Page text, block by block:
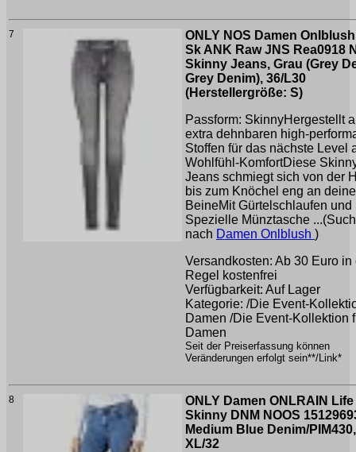
7
ONLY NOS Damen
Sk ANK Raw JNS Rea0918
Skinny Jeans, Grau (Grey
Grey Denim), 36/L30
(Herstellergröße: S)
Passform: SkinnyHergestellt
extra dehnbaren high-
Stoffen für das nächste Level
Wohlfühl-KomfortDiese
Jeans schmiegt sich von der
bis zum Knöchel eng an deine
BeineMit Gürtelschlaufen und
Spezielle Münztasche
nach Damen Onlblush )
Versandkosten: Ab 30 Euro in
Regel kostenfrei
Verfügbarkeit: Auf Lager
Kategorie: /Die Event-
Damen /Die Event-Kollektion
Damen
Seit der Preiserfassung können
Veränderungen erfolgt sein**/Link*
8
ONLY Damen ONLRAIN Life
Skinny DNM NOOS
Medium Blue Denim/PIM430,
XL/32